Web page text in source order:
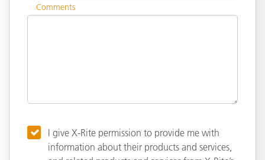
Comments
I give X-Rite permission to provide me with
information about their products and services,